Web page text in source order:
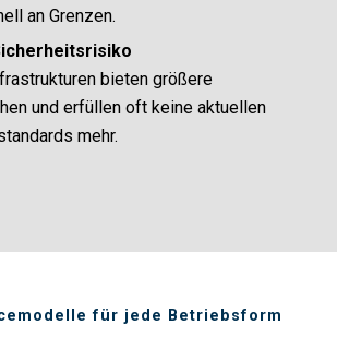
an Grenzen.
bieten größere
und erfüllen oft keine aktuellen
mehr.
für jede Betriebsform